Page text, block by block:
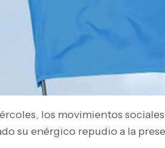
los movimientos
su enérgico repudio a la